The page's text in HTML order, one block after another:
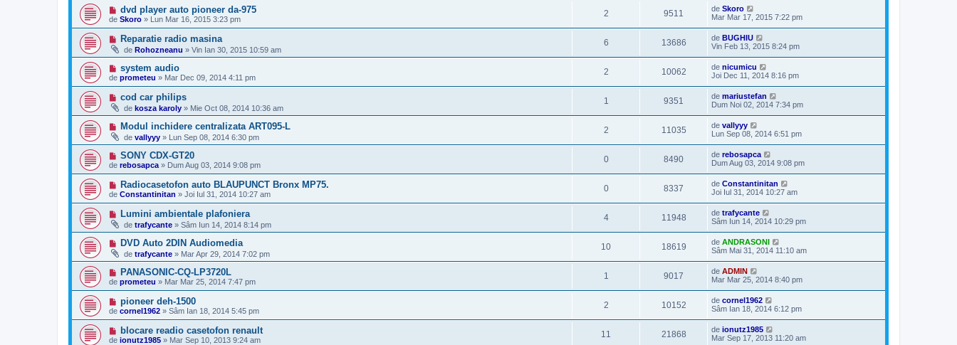
dvd player auto pioneer da-975
de Skoro » Lun Mar 16, 2015 3:23 pm
2 9511 de Skoro
Mar Mar 17, 2015 7:22 pm
Reparatie radio masina
de Rohozneanu » Vin Ian 30, 2015 10:59 am
6 13686 de BUGHIU
Vin Feb 13, 2015 8:24 pm
system audio
de prometeu » Mar Dec 09, 2014 4:11 pm
2 10062 de nicumicu
Joi Dec 11, 2014 8:16 pm
cod car philips
de kosza karoly » Mie Oct 08, 2014 10:36 am
1 9351 de mariustefan
Dum Noi 02, 2014 7:34 pm
Modul inchidere centralizata ART095-L
de vallyyy » Lun Sep 08, 2014 6:30 pm
2 11035 de vallyyy
Lun Sep 08, 2014 6:51 pm
SONY CDX-GT20
de rebosapca » Dum Aug 03, 2014 9:08 pm
0 8490 de rebosapca
Dum Aug 03, 2014 9:08 pm
Radiocasetofon auto BLAUPUNCT Bronx MP75.
de Constantinitan » Joi Iul 31, 2014 10:27 am
0 8337 de Constantinitan
Joi Iul 31, 2014 10:27 am
Lumini ambientale plafoniera
de trafycante » Sâm Iun 14, 2014 8:14 pm
4 11948 de trafycante
Sâm Iun 14, 2014 10:29 pm
DVD Auto 2DIN Audiomedia
de trafycante » Mar Apr 29, 2014 7:02 pm
10 18619 de ANDRASONI
Sâm Mai 31, 2014 11:10 am
PANASONIC-CQ-LP3720L
de prometeu » Mar Mar 25, 2014 7:47 pm
1 9017 de ADMIN
Mar Mar 25, 2014 8:40 pm
pioneer deh-1500
de cornel1962 » Sâm Ian 18, 2014 5:45 pm
2 10152 de cornel1962
Sâm Ian 18, 2014 6:12 pm
blocare readio casetofon renault
de ionutz1985 » Mar Sep 10, 2013 9:24 am
11 21868 de ionutz1985
Mar Sep 17, 2013 11:20 am